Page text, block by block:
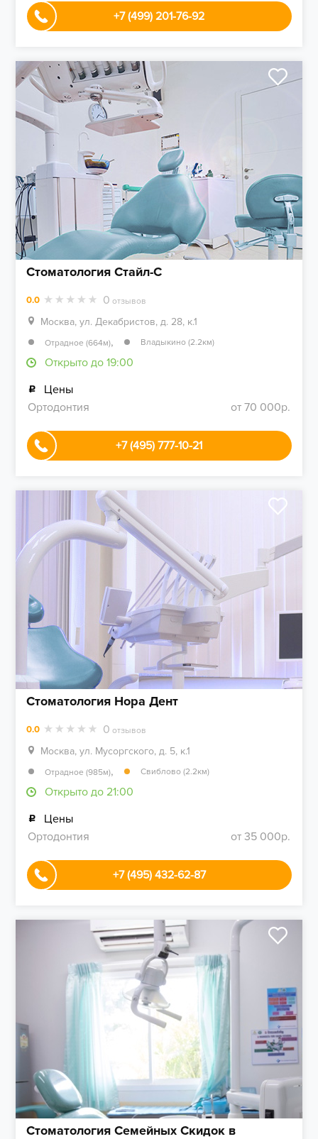
+7 (499) 201-76-92
Стоматология Стайл-С
0.0 0 отзывов
Москва, ул. Декабристов, д. 28, к.1
Отрадное (664м), Владыкино (2.2км)
Открыто до 19:00
Цены
Ортодонтия
от 70 000р.
+7 (495) 777-10-21
Стоматология Нора Дент
0.0 0 отзывов
Москва, ул. Мусоргского, д. 5, к.1
Отрадное (985м), Свиблово (2.2км)
Открыто до 21:00
Цены
Ортодонтия
от 35 000р.
+7 (495) 432-62-87
Стоматология Семейных Скидок в